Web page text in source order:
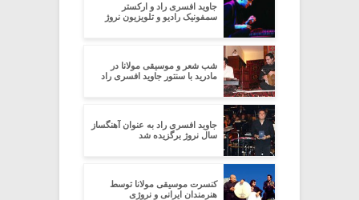
جاوید افسری راد و ارکستر
سمفونیک رادیو و تلویزیون نروژ
شب شعر و موسیقی مولانا در
مادرید با سنتور جاوید افسری راد
جاوید افسری راد به عنوان آهنگساز
سال نروژ برگزیده شد
کنسرت موسیقی مولانا توسط
هنرمندان ایرانی و نروژی